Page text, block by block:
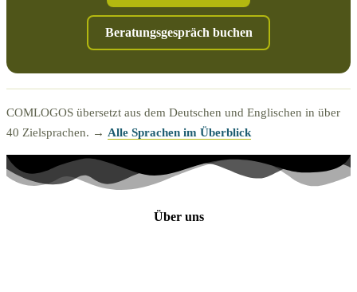
Beratungsgespräch buchen
COMLOGOS übersetzt aus dem Deutschen und Englischen in über
40 Zielsprachen. → Alle Sprachen im Überblick
Über uns